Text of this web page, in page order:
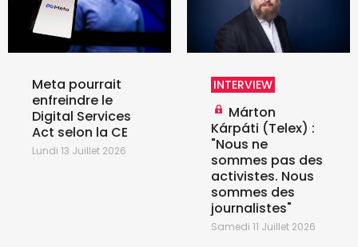
Meta pourrait
enfreindre le
Digital Services
Act selon la CE
Lundi 13 Juillet 2026
INTERVIEW
Márton
Kárpáti (Telex) :
"Nous ne
sommes pas des
activistes. Nous
sommes des
journalistes"
Samedi 11 Juillet 2026